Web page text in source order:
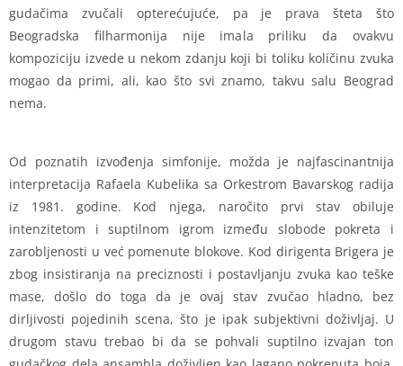
gudačima zvučali opterećujuće, pa je prava šteta što
Beogradska filharmonija nije imala priliku da ovakvu
kompoziciju izvede u nekom zdanju koji bi toliku količinu zvuka
mogao da primi, ali, kao što svi znamo, takvu salu Beograd
nema.
Od poznatih izvođenja simfonije, možda je najfascinantnija
interpretacija Rafaela Kubelika sa Orkestrom Bavarskog radija
iz 1981. godine. Kod njega, naročito prvi stav obiluje
intenzitetom i suptilnom igrom između slobode pokreta i
zarobljenosti u već pomenute blokove. Kod dirigenta Brigera je
zbog insistiranja na preciznosti i postavljanju zvuka kao teške
mase, došlo do toga da je ovaj stav zvučao hladno, bez
dirljivosti pojedinih scena, što je ipak subjektivni doživljaj. U
drugom stavu trebao bi da se pohvali suptilno izvajan ton